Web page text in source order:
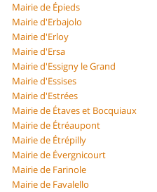
Mairie de Épieds
Mairie d'Erbajolo
Mairie d'Erloy
Mairie d'Ersa
Mairie d'Essigny le Grand
Mairie d'Essises
Mairie d'Estrées
Mairie de Étaves et Bocquiaux
Mairie de Étréaupont
Mairie de Étrépilly
Mairie de Évergnicourt
Mairie de Farinole
Mairie de Favalello